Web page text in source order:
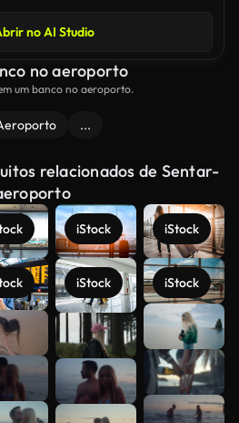
no AI Studio
no aeroporto
um banco no aeroporto.
...
relacionados de Sentar-
iStock
iStock
iStock
iStock
Veja mais